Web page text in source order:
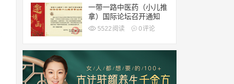
一带一路中医药（小儿推
拿）国际论坛召开通知
5522 阅读 0评论